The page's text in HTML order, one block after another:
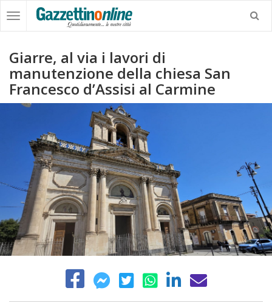
Giarre, al via i lavori di
manutenzione della chiesa San
Francesco d’Assisi al Carmine